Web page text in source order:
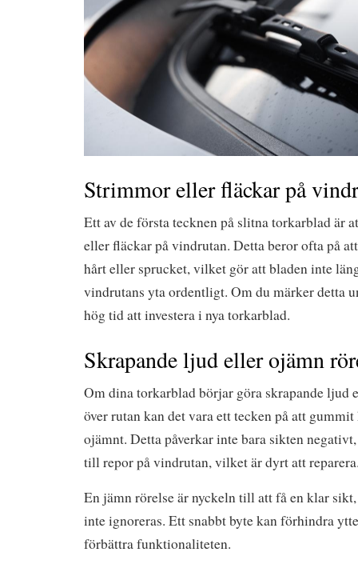
Strimmor eller fläckar på
Ett av de första tecknen på slitna torkarblad är
eller fläckar på vindrutan. Detta beror ofta på
hårt eller sprucket, vilket gör att bladen inte
vindrutans yta ordentligt. Om du märker detta
hög tid att investera i nya torkarblad.
Skrapande ljud eller ojämn
Om dina torkarblad börjar göra skrapande ljud
över rutan kan det vara ett tecken på att
ojämnt. Detta påverkar inte bara sikten
till repor på vindrutan, vilket är dyrt att
En jämn rörelse är nyckeln till att få en klar
inte ignoreras. Ett snabbt byte kan förhindra
förbättra funktionaliteten.